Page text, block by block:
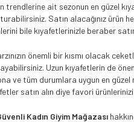
trendlerine ait sezonun en güzel
Satın alacağınız ürün
bile kıyafetlerinizle beraber
önemli bir kısmı olacak
Uzun kıyafetlerin de
ve tüm durumlara uygun en
satın alın diye favori
Kadın Giyim Mağazası